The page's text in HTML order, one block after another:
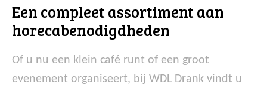
Een compleet assortiment aan
horecabenodigdheden
Of u nu een klein café runt of een groot
evenement organiseert, bij WDL Drank vindt u